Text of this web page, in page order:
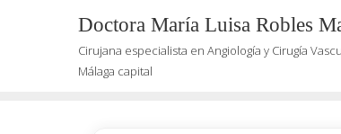
Doctora María Luisa Robles
Cirujana especialista en Angiología y Cirugía
Málaga capital